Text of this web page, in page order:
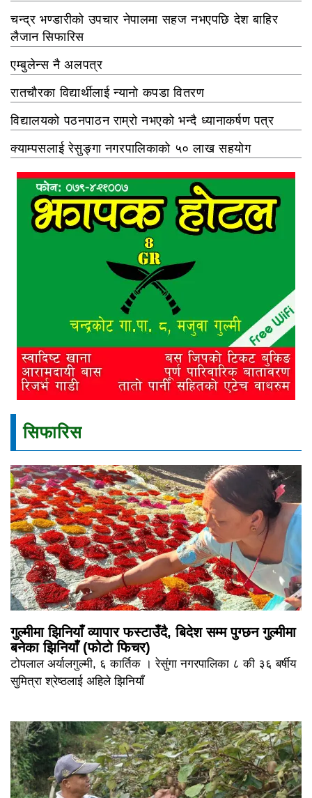
चन्द्र भण्डारीको उपचार नेपालमा सहज नभएपछि देश बाहिर
लैजान सिफारिस
एम्बुलेन्स नै अलपत्र
रातचौरका विद्यार्थीलाई न्यानो कपडा वितरण
विद्यालयको पठनपाठन राम्रो नभएको भन्दै ध्यानाकर्षण पत्र
क्याम्पसलाई रेसुङ्गा नगरपालिकाको ५० लाख सहयोग
सिफारिस
गुल्मीमा झिनियाँ व्यापार फस्टाउँदै, बिदेश सम्म पुग्छन गुल्मीमा
बनेका झिनियाँ (फोटो फिचर)
टोपलाल अर्यालगुल्मी, ६ कार्तिक । रेसुंगा नगरपालिका ८ की ३६ बर्षीय
सुमित्रा श्रेष्ठलाई अहिले झिनियाँ